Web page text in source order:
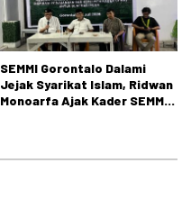
SEMMI Gorontalo Dalami
Jejak Syarikat Islam, Ridwan
Monoarfa Ajak Kader SEMMI